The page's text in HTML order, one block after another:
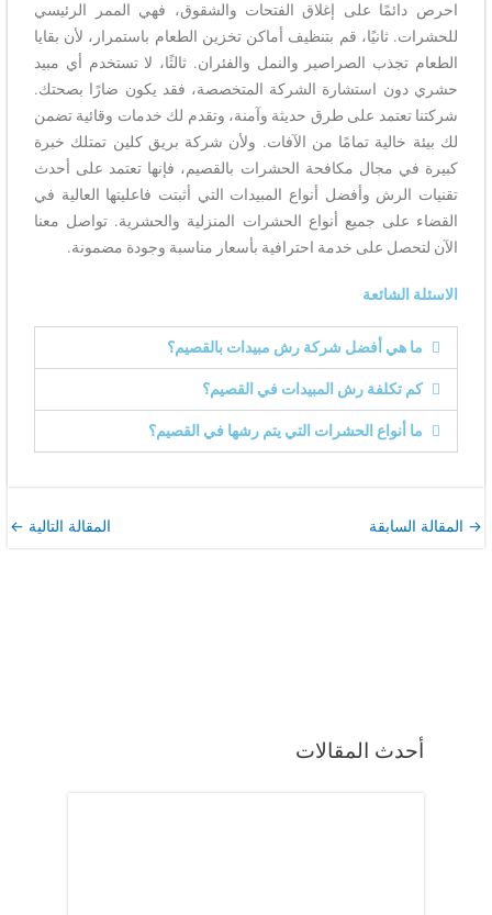
أحدث المقالات
احرص دائمًا على إغلاق الفتحات والشقوق، فهي الممر الرئيسي
للحشرات. ثانيًا، قم بتنظيف أماكن تخزين الطعام باستمرار، لأن بقايا
الطعام تجذب الصراصير والنمل والفئران. ثالثًا، لا تستخدم أي مبيد
حشري دون استشارة الشركة المتخصصة، فقد يكون ضارًا بصحتك.
شركتنا تعتمد على طرق حديثة وآمنة، وتقدم لك خدمات وقائية تضمن
لك بيئة خالية تمامًا من الآفات. ولأن شركة بريق كلين تمتلك خبرة
كبيرة في مجال مكافحة الحشرات بالقصيم، فإنها تعتمد على أحدث
تقنيات الرش وأفضل أنواع المبيدات التي أثبتت فاعليتها العالية في
القضاء على جميع أنواع الحشرات المنزلية والحشرية. تواصل معنا
الآن لتحصل على خدمة احترافية بأسعار مناسبة وجودة مضمونة.
الاسئلة الشائعة
ما هي أفضل شركة رش مبيدات بالقصيم؟
كم تكلفة رش المبيدات في القصيم؟
ما أنواع الحشرات التي يتم رشها في القصيم؟
→ المقالة السابقة المقالة التالية ←